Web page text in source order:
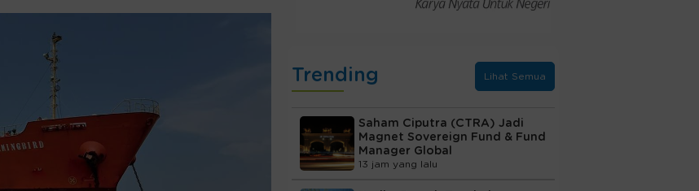
Trending Lihat Semua
Saham Ciputra (CTRA) Jadi
Magnet Sovereign Fund & Fund
Manager Global
13 jam yang lalu